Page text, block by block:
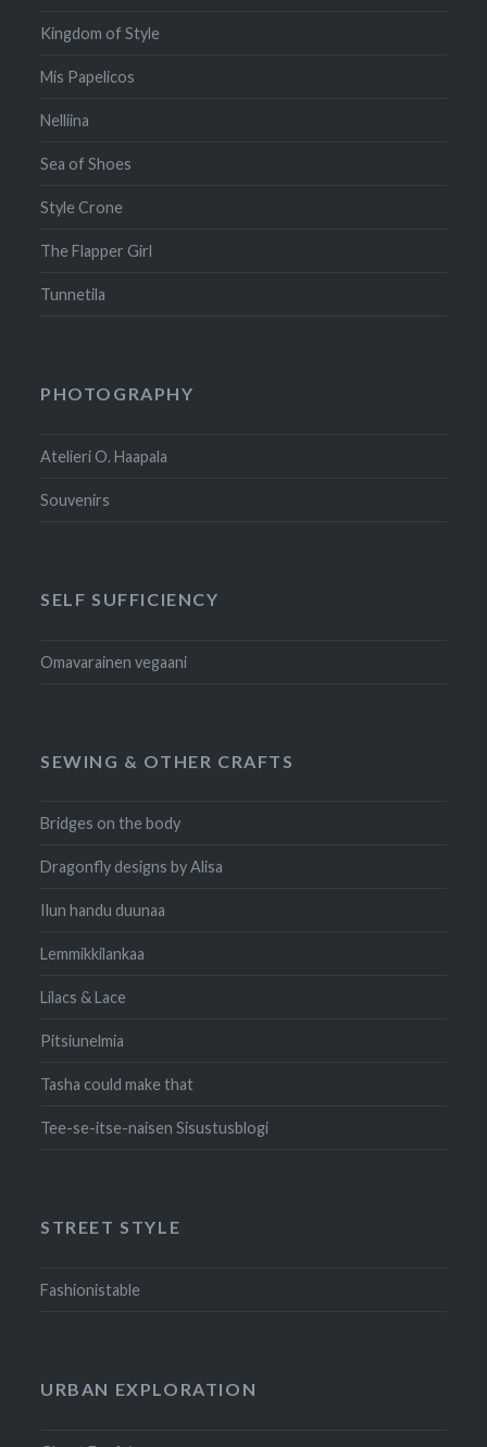
Kingdom of Style
Mis Papelicos
Nelliina
Sea of Shoes
Style Crone
The Flapper Girl
Tunnetila
PHOTOGRAPHY
Atelieri O. Haapala
Souvenirs
SELF SUFFICIENCY
Omavarainen vegaani
SEWING & OTHER CRAFTS
Bridges on the body
Dragonfly designs by Alisa
Ilun handu duunaa
Lemmikkilankaa
Lilacs & Lace
Pitsiunelmia
Tasha could make that
Tee-se-itse-naisen Sisustusblogi
STREET STYLE
Fashionistable
URBAN EXPLORATION